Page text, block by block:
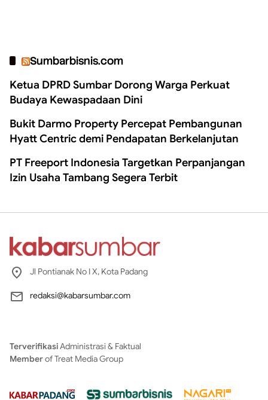
Sumbarbisnis.com
Ketua DPRD Sumbar Dorong Warga Perkuat
Budaya Kewaspadaan Dini
Bukit Darmo Property Percepat Pembangunan
Hyatt Centric demi Pendapatan Berkelanjutan
PT Freeport Indonesia Targetkan Perpanjangan
Izin Usaha Tambang Segera Terbit
Jl Pontianak No I X, Kota Padang
redaksi@kabarsumbar.com
TerverifikasiAdministrasi & Faktual
Memberof Treat Media Group